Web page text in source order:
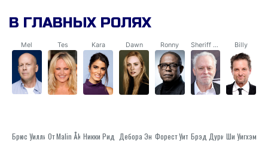
правонарушения». Не долго думая,
подруги решают согласиться на
заманчивую сделку, ещё не зная, что же
ждёт их впереди. Но стремление
изменить жизнь к лучшему, выбраться из
поэтому подруги оказываются вовлечены
В ГЛАВНЫХ РОЛЯХ
Mel
Брюс Уиллис
Tes
От Malin Åkerman
Kara
Никки Рид
Dawn
Дебора Энн Уолл
Ronny
Форест Уитакер
Sheriff Connors
Брэд Дуриф
Billy
Ши Уигхэм